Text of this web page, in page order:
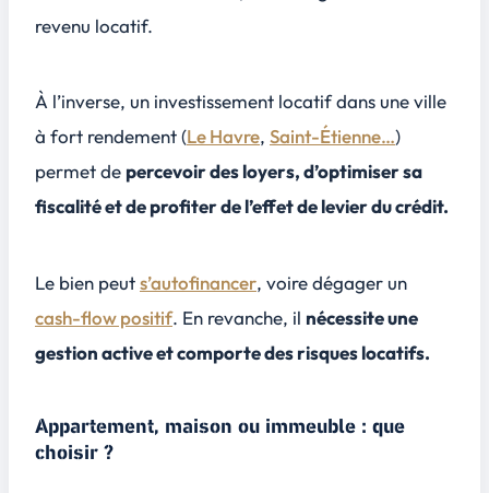
revenu locatif.
À l’inverse, un investissement locatif dans une ville
à fort rendement (Le Havre, Saint-Étienne…)
permet de percevoir des loyers, d’optimiser sa
fiscalité et de profiter de l’effet de levier du crédit.
Le bien peuts’autofinancer, voire dégager un
cash-flow positif. En revanche, il nécessite une
gestion active et comporte des risques locatifs.
Appartement, maison ou immeuble : que
choisir ?